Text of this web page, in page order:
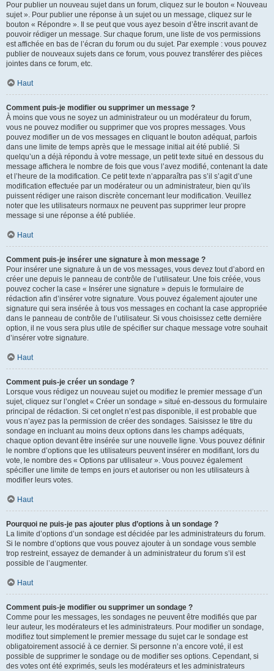
Pour publier un nouveau sujet dans un forum, cliquez sur le bouton « Nouveau
sujet ». Pour publier une réponse à un sujet ou un message, cliquez sur le
bouton « Répondre ». Il se peut que vous ayez besoin d’être inscrit avant de
pouvoir rédiger un message. Sur chaque forum, une liste de vos permissions
est affichée en bas de l’écran du forum ou du sujet. Par exemple : vous pouvez
publier de nouveaux sujets dans ce forum, vous pouvez transférer des pièces
jointes dans ce forum, etc.
Haut
Comment puis-je modifier ou supprimer un message ?
À moins que vous ne soyez un administrateur ou un modérateur du forum,
vous ne pouvez modifier ou supprimer que vos propres messages. Vous
pouvez modifier un de vos messages en cliquant le bouton adéquat, parfois
dans une limite de temps après que le message initial ait été publié. Si
quelqu’un a déjà répondu à votre message, un petit texte situé en dessous du
message affichera le nombre de fois que vous l’avez modifié, contenant la date
et l’heure de la modification. Ce petit texte n’apparaîtra pas s’il s’agit d’une
modification effectuée par un modérateur ou un administrateur, bien qu’ils
puissent rédiger une raison discrète concernant leur modification. Veuillez
noter que les utilisateurs normaux ne peuvent pas supprimer leur propre
message si une réponse a été publiée.
Haut
Comment puis-je insérer une signature à mon message ?
Pour insérer une signature à un de vos messages, vous devez tout d’abord en
créer une depuis le panneau de contrôle de l’utilisateur. Une fois créée, vous
pouvez cocher la case « Insérer une signature » depuis le formulaire de
rédaction afin d’insérer votre signature. Vous pouvez également ajouter une
signature qui sera insérée à tous vos messages en cochant la case appropriée
dans le panneau de contrôle de l’utilisateur. Si vous choisissez cette dernière
option, il ne vous sera plus utile de spécifier sur chaque message votre souhait
d’insérer votre signature.
Haut
Comment puis-je créer un sondage ?
Lorsque vous rédigez un nouveau sujet ou modifiez le premier message d’un
sujet, cliquez sur l’onglet « Créer un sondage » situé en-dessous du formulaire
principal de rédaction. Si cet onglet n’est pas disponible, il est probable que
vous n’ayez pas la permission de créer des sondages. Saisissez le titre du
sondage en incluant au moins deux options dans les champs adéquats,
chaque option devant être insérée sur une nouvelle ligne. Vous pouvez définir
le nombre d’options que les utilisateurs peuvent insérer en modifiant, lors du
vote, le nombre des « Options par utilisateur ». Vous pouvez également
spécifier une limite de temps en jours et autoriser ou non les utilisateurs à
modifier leurs votes.
Haut
Pourquoi ne puis-je pas ajouter plus d’options à un sondage ?
La limite d’options d’un sondage est décidée par les administrateurs du forum.
Si le nombre d’options que vous pouvez ajouter à un sondage vous semble
trop restreint, essayez de demander à un administrateur du forum s’il est
possible de l’augmenter.
Haut
Comment puis-je modifier ou supprimer un sondage ?
Comme pour les messages, les sondages ne peuvent être modifiés que par
leur auteur, les modérateurs et les administrateurs. Pour modifier un sondage,
modifiez tout simplement le premier message du sujet car le sondage est
obligatoirement associé à ce dernier. Si personne n’a encore voté, il est
possible de supprimer le sondage ou de modifier ses options. Cependant, si
des votes ont été exprimés, seuls les modérateurs et les administrateurs